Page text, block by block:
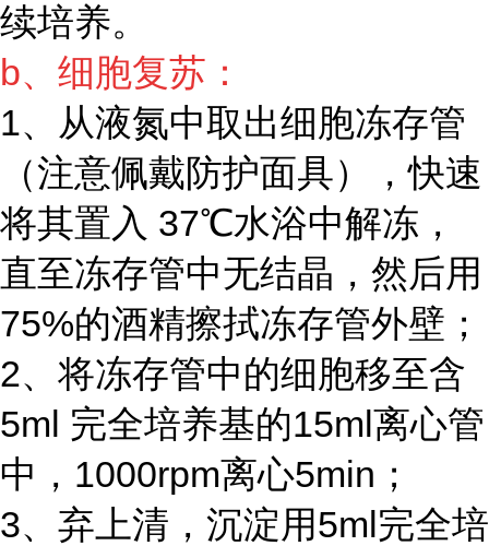
续培养。
b、细胞复苏：
1、从液氮中取出细胞冻存管
（注意佩戴防护面具），快速
将其置入 37℃水浴中解冻，
直至冻存管中无结晶，然后用
75%的酒精擦拭冻存管外壁；
2、将冻存管中的细胞移至含
5ml 完全培养基的15ml离心管
中，1000rpm离心5min；
3、弃上清，沉淀用5ml完全培